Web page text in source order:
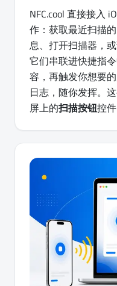
NFC.cool 直接接入
作：获取最近扫描
息、打开扫描器，
它们串联进快捷指
容，再触发你想要
日志，随你发挥。
屏上的扫描按钮控件